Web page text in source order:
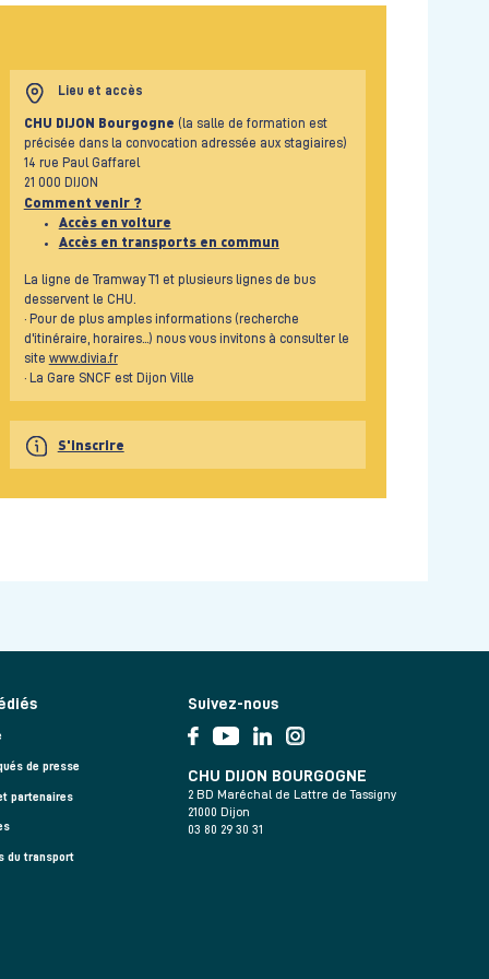
Lieu et accès
CHU DIJON Bourgogne (la salle de formation est
précisée dans la convocation adressée aux stagiaires)
14 rue Paul Gaffarel
21 000 DIJON
Comment venir ?
Accès en voiture
Accès en transports en commun
La ligne de Tramway T1 et plusieurs lignes de bus
desservent le CHU.
· Pour de plus amples informations (recherche
d'itinéraire, horaires...) nous vous invitons à consulter le
site www.divia.fr
· La Gare SNCF est Dijon Ville
S'inscrire
de presse
partenaires
du transport
Suivez-nous
CHU DIJON BOURGOGNE
2 BD Maréchal de Lattre de Tassigny
21000 Dijon
03 80 29 30 31